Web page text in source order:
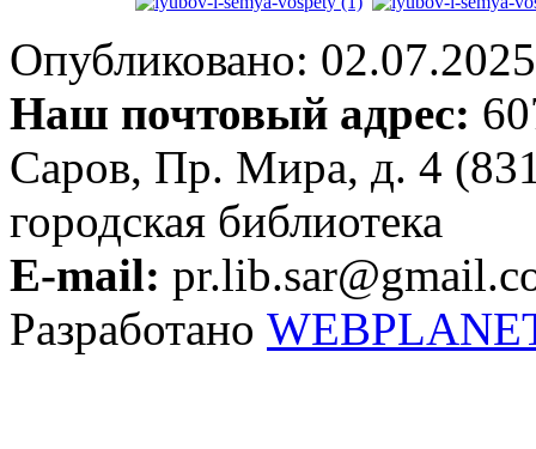
Опубликовано:
Наш почтовый адрес:
Саров, Пр. Мира, д. 4
городская библиотека
E-mail:
Разработано